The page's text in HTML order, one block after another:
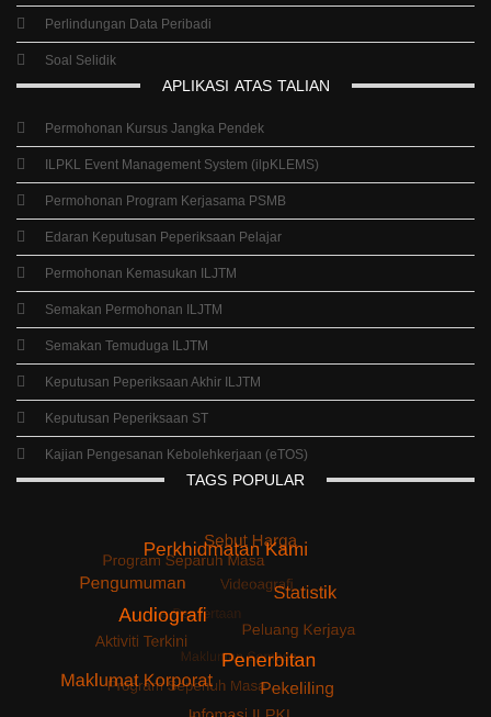
Perlindungan Data Peribadi
Soal Selidik
APLIKASI ATAS TALIAN
Permohonan Kursus Jangka Pendek
ILPKL Event Management System (ilpKLEMS)
Permohonan Program Kerjasama PSMB
Edaran Keputusan Peperiksaan Pelajar
Permohonan Kemasukan ILJTM
Semakan Permohonan ILJTM
Semakan Temuduga ILJTM
Keputusan Peperiksaan Akhir ILJTM
Keputusan Peperiksaan ST
Kajian Pengesanan Kebolehkerjaan (eTOS)
TAGS POPULAR